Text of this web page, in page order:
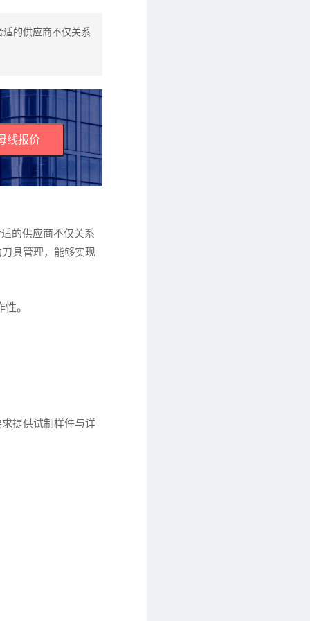
的供应商不仅关系
线报价
的供应商不仅关系
具管理，能够实现
。
提供试制样件与详